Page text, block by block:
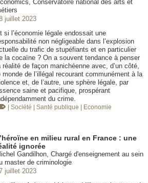
Conservatoire national des arts et
juillet 2023
si l’économie légale endossait une
non négligeable dans l’explosion
du trafic de stupéfiants et en particulier
la cocaïne ? On a souvent tendance à penser
réalité de façon manichéenne avec, d’un côté,
monde de l’illégal recourant communément à la
et, de l’autre, une sphère légale, par
saine et pacifique, prospérant
du crime.
| Société | Santé publique | Economie
en milieu rural en France : une
ignorée
Gandilhon, Chargé d'enseignement au sein
master de criminologie
juillet 2023